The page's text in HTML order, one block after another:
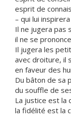
esprit de
– qui lui
Il ne jugera pas
il ne se
Il jugera les
avec droiture, il
en faveur des
Du bâton de sa
du souffle de
La justice est la
la fidélité est la